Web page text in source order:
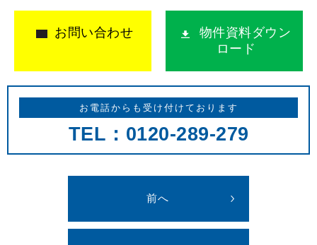
お問い合わせ
物件資料ダウン
ロード
お電話からも受け付けております
TEL：0120-289-279
前へ